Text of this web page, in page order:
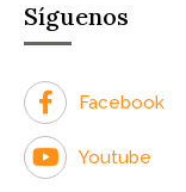
Síguenos
Facebook
Youtube